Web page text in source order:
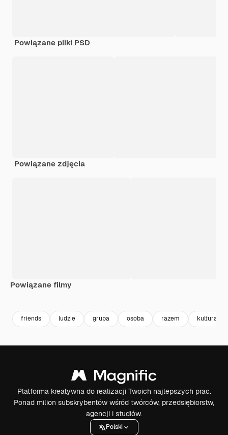
Powiązane pliki PSD
Powiązane zdjęcia
Powiązane filmy
friends ludzie grupa osoba razem kultura
Platforma kreatywna do realizacji Twoich najlepszych prac.
Ponad milion subskrybentów wśród twórców, przedsiębiorstw,
agencji i studiów.
Polski